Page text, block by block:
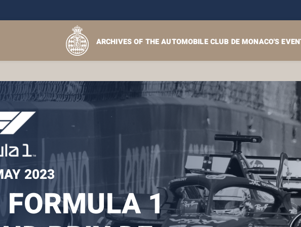
ARCHIVES OF THE AUTOMOBILE CLUB DE MONACO'S
2023
FORMULA 1